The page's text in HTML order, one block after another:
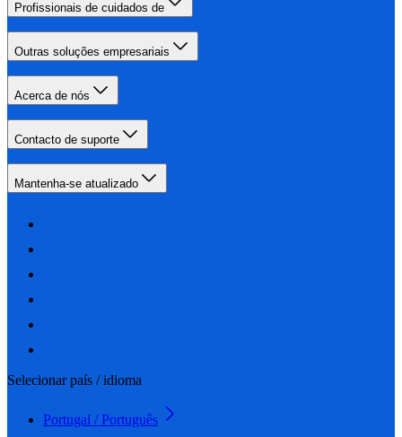
Profissionais de cuidados de
Outras soluções empresariais
Acerca de nós
Contacto de suporte
Mantenha-se atualizado
Selecionar país / idioma
Portugal / Português